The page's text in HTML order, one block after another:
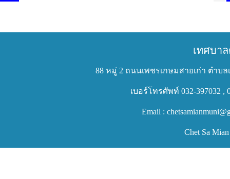
เทศบา
88 หมู่ 2 ถนนเพชรเกษมสายเก่า ตำบ
เบอร์โทรศัพท์ 032-397032 ,
Email :
Chet Sa